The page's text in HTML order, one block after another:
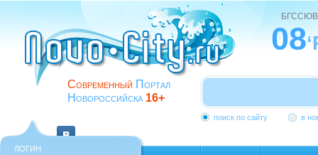
Современный Портал
Новороссийска 16+
08
поиск по сайту в
ЛОГИН